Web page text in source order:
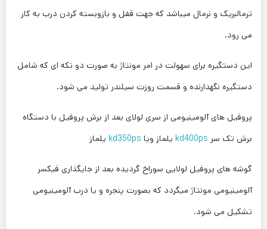
ترمالبریک و نرمال میباشد که جهت قفل و بازوبسته کردن درب به کار
می رود.
این دستگیره برای سهولت در امر مونتاژ به صورت دو تکه ای که شامل
دستگیره نگهدارنده و قسمت روزت سیلندر تولید می شود.
پروفیل های آلومینیومی از سری لولای بعد از برش پروفیل با دستگاه
برش تک سر kd400ps یلماز ویا kd350ps یلماز
گوشه های پروفیل لولایی سوراخ گردیده بعد از جایگذاری فیکسر
آلومینیومی مونتاژ میگردد که بصورت پنجره و یا درب آلومینیومی
تشکیل می شود.